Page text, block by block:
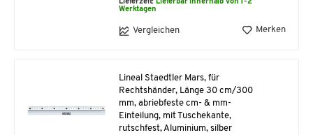
Lieferzeit: Lieferbar innerhalb von 1-2
Werktagen
Vergleichen Merken
Lineal Staedtler Mars, für
Rechtshänder, Länge 30 cm/300
mm, abriebfeste cm- & mm-
Einteilung, mit Tuschekante,
rutschfest, Aluminium, silber